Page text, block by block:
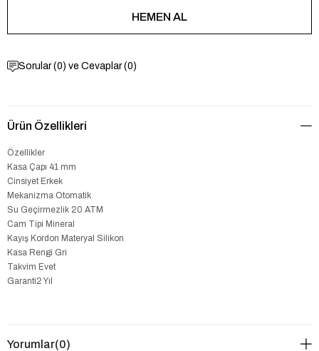
Sorular (0) ve Cevaplar (0)
Ürün Özellikleri
Özellikler
Kasa Çapı 41 mm
Cinsiyet Erkek
Mekanizma Otomatik
Su Geçirmezlik 20 ATM
Cam Tipi Mineral
Kayış Kordon Materyal Silikon
Kasa Rengi Gri
Takvim Evet
Garanti2 Yıl
Yorumlar(0)